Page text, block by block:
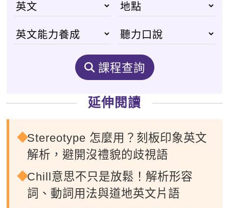
課程查詢
延伸閱讀
Stereotype 怎麼用？刻板印象英文
解析，避開沒禮貌的歧視語
Chill意思不只是放鬆！解析形容
詞、動詞用法與道地英文片語